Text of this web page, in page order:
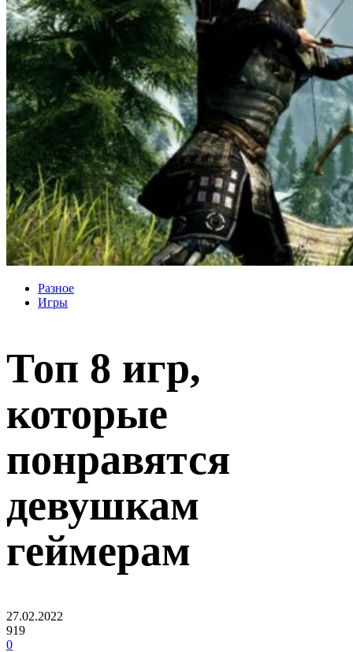
Разное
Игры
Топ 8 игр,
которые
понравятся
девушкам
геймерам
27.02.2022
919
0